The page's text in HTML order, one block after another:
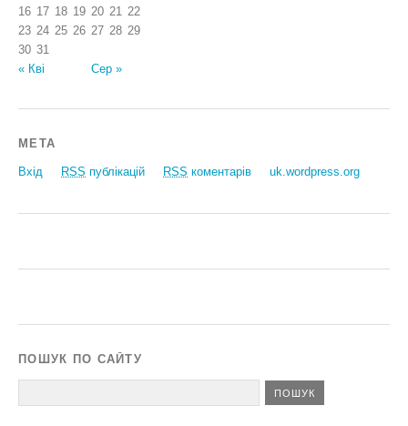
« Кві Сер »
16 17 18 19 20 21 22
23 24 25 26 27 28 29
30 31
МЕТА
Вхід RSS публікацій RSS коментарів uk.wordpress.org
ПОШУК ПО САЙТУ